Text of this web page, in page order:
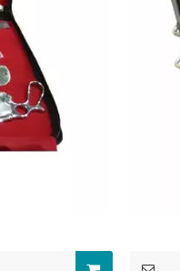
de produtos médicos